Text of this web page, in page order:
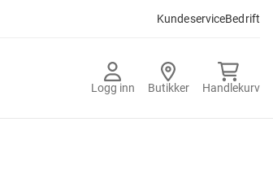
KundeserviceBedrift
Logg inn Butikker Handlekurv